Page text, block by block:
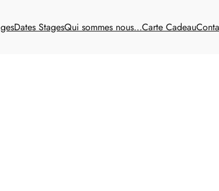
Dates StagesQui sommes nous…Carte Cadeau